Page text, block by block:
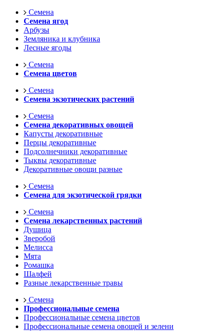
Семена
Семена ягод
Арбузы
Земляника и клубника
Лесные ягоды
Семена
Семена цветов
Семена
Семена экзотических растений
Семена
Семена декоративных овощей
Капусты декоративные
Перцы декоративные
Подсолнечники декоративные
Тыквы декоративные
Декоративные овощи разные
Семена
Семена для экзотической грядки
Семена
Семена лекарственных растений
Душица
Зверобой
Мелисса
Мята
Ромашка
Шалфей
Разные лекарственные травы
Семена
Профессиональные семена
Профессиональные семена цветов
Профессиональные семена овощей и зелени